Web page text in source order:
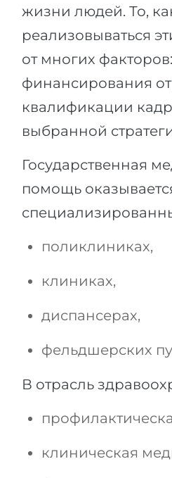
жизни людей. То,
реализовываться
от многих факторов:
финансирования
квалификации
выбранной
Государственная
помощь
поликлиниках,
клиниках,
диспансерах,
фельдшерских
В отрасль
клиническая